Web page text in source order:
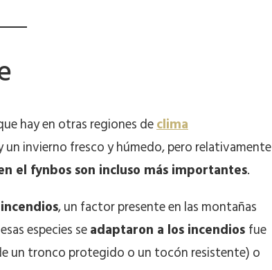
hay en otras regiones declima
un invierno fresco y húmedo, pero relativamente
el fynbos son incluso más importantes.
incendios, un factor presente en las montañas
especies seadaptaron a los incendiosfue
un tronco protegido o un tocón resistente) o